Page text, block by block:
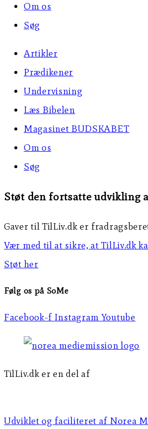
Om os
Søg
Artikler
Prædikener
Undervisning
Læs Bibelen
Magasinet BUDSKABET
Om os
Søg
Støt den fortsatte udvikling
Gaver til TilLiv.dk er
Vær med til at sikre, at TilLiv.dk
Støt her
Følg os på SoMe
Facebook-f Instagram Youtube
TilLiv.dk er en del af
Udviklet og faciliteret af Norea